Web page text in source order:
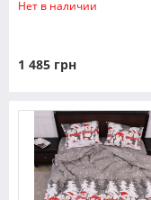
№954627 Черешенка™
Нет в наличии
1 485 грн